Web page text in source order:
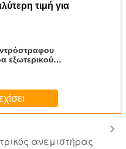
τιμή για
εξωτερικού
ανεμιστήρας